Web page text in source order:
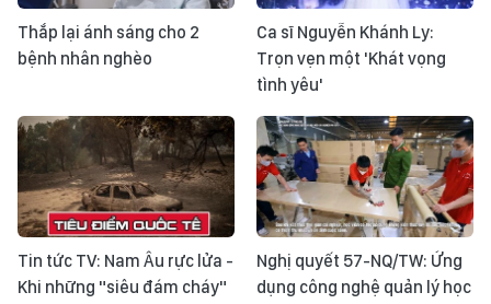
Thắp lại ánh sáng cho 2
bệnh nhân nghèo
Ca sĩ Nguyễn Khánh Ly:
Trọn vẹn một 'Khát vọng
tình yêu'
Tin tức TV: Nam Âu rực lửa -
Khi những "siêu đám cháy"
Nghị quyết 57-NQ/TW: Ứng
dụng công nghệ quản lý học